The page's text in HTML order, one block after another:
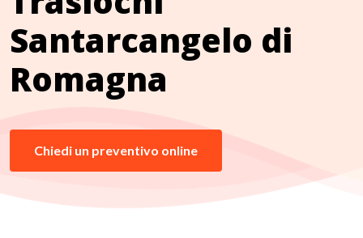
Santarcangelo di
Romagna
Chiedi un preventivo online